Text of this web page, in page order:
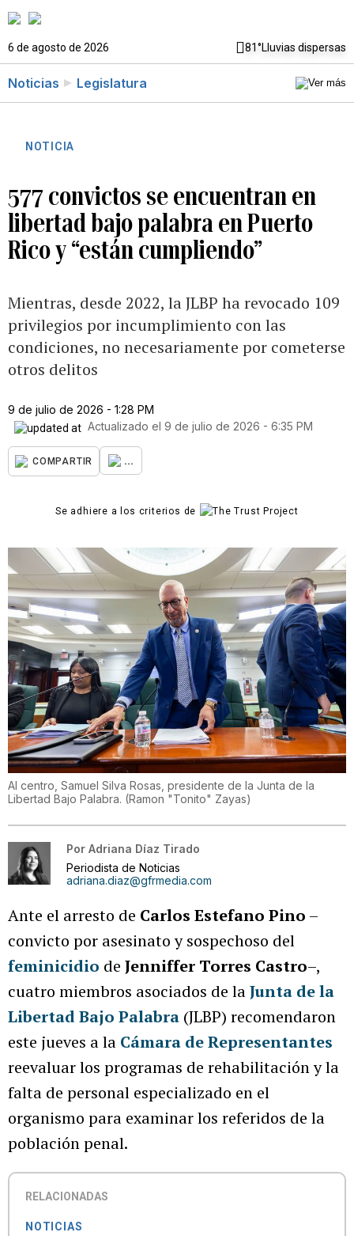
6 de agosto de 2026 81°Lluvias dispersas
Noticias Legislatura
NOTICIA
577 convictos se encuentran en
libertad bajo palabra en Puerto
Rico y “están cumpliendo”
Mientras, desde 2022, la JLBP ha revocado 109
privilegios por incumplimiento con las
condiciones, no necesariamente por cometerse
otros delitos
9 de julio de 2026 - 1:28 PM
Actualizado el 9 de julio de 2026 - 6:35 PM
COMPARTIR ...
Se adhiere a los criterios de
Al centro, Samuel Silva Rosas, presidente de la Junta de la
Libertad Bajo Palabra. (Ramon "Tonito" Zayas)
Por Adriana Díaz Tirado
Periodista de Noticias
adriana.diaz@gfrmedia.com
Ante el arresto de Carlos Estefano Pino –
convicto por asesinato y sospechoso del
feminicidio de Jenniffer Torres Castro–,
cuatro miembros asociados de laJunta de la
Libertad Bajo Palabra (JLBP) recomendaron
este jueves a la Cámara de Representantes
reevaluar los programas de rehabilitación y la
falta de personal especializado en el
organismo para examinar los referidos de la
población penal.
RELACIONADAS
NOTICIAS